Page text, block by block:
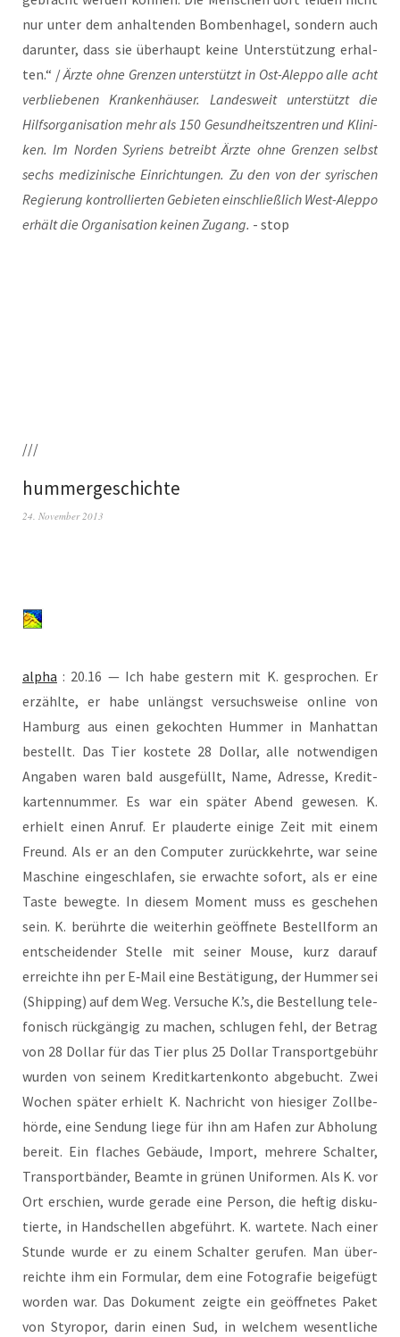
nur unter dem anhal­ten­den Bom­ben­ha­gel, son­dern auch
dar­un­ter, dass sie über­haupt kei­ne Unter­stüt­zung erhal­
ten.“ /Ärz­te ohne Gren­zen unter­stützt in Ost-Alep­po alle acht
ver­blie­be­nen Kran­ken­häu­ser. Lan­des­weit unter­stützt die
Hilfs­or­ga­ni­sa­ti­on mehr als 150 Gesund­heits­zen­tren und Kli­ni­
ken. Im Nor­den Syri­ens betreibt Ärz­te ohne Gren­zen selbst
sechs medi­zi­ni­sche Ein­rich­tun­gen. Zu den von der syri­schen
Regie­rung kon­trol­lier­ten Gebie­ten ein­schließ­lich West-Alep­po
erhält die Orga­ni­sa­ti­on kei­nen Zugang. - stop
///
hummergeschichte
24. November 2013
alpha : 20.16 — Ich habe ges­tern mit K. gespro­chen. Er
erzähl­te, er habe unlängst ver­suchs­wei­se online von
Ham­burg aus einen gekoch­ten Hum­mer in Man­hat­tan
bestellt. Das Tier kos­te­te 28 Dol­lar, alle not­wen­di­gen
Anga­ben waren bald aus­ge­füllt, Name, Adres­se, Kre­dit­
kar­ten­num­mer. Es war ein spä­ter Abend gewe­sen. K.
erhielt einen Anruf. Er plau­der­te eini­ge Zeit mit einem
Freund. Als er an den Com­pu­ter zurück­kehr­te, war sei­ne
Maschi­ne ein­ge­schla­fen, sie erwach­te sofort, als er eine
Tas­te beweg­te. In die­sem Moment muss es gesche­hen
sein. K. berühr­te die wei­ter­hin geöff­ne­te Bestell­form an
ent­schei­den­der Stel­le mit sei­ner Mou­se, kurz dar­auf
erreich­te ihn per E‑Mail eine Bestä­ti­gung, der Hum­mer sei
(Ship­ping) auf dem Weg. Ver­su­che K.’s, die Bestel­lung tele­
fo­nisch rück­gän­gig zu machen, schlu­gen fehl, der Betrag
von 28 Dol­lar für das Tier plus 25 Dol­lar Trans­port­ge­bühr
wur­den von sei­nem Kre­dit­kar­ten­kon­to abge­bucht. Zwei
Wochen spä­ter erhielt K. Nach­richt von hie­si­ger Zoll­be­
hör­de, eine Sen­dung lie­ge für ihn am Hafen zur Abho­lung
bereit. Ein fla­ches Gebäu­de, Import, meh­re­re Schal­ter,
Trans­port­bän­der, Beam­te in grü­nen Uni­for­men. Als K. vor
Ort erschien, wur­de gera­de eine Per­son, die hef­tig dis­ku­
tier­te, in Hand­schel­len abge­führt. K. war­te­te. Nach einer
Stun­de wur­de er zu einem Schal­ter geru­fen. Man über­
reich­te ihm ein For­mu­lar, dem eine Foto­gra­fie bei­gefügt
wor­den war. Das Doku­ment zeig­te ein geöff­ne­tes Paket
von Sty­ro­por, dar­in einen Sud, in wel­chem wesent­li­che